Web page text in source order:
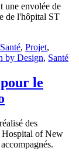
une envolée de
de l'hôpital ST
Santé, Projet,
by Design, Santé
le
des
Hospital of New